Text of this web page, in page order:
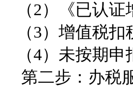
（2）《已认证
（3）增值税扣
（4）未按期申
第二步：办税